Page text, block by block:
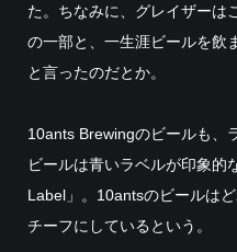
た。ちなみに、グレイザーは
の一部と、一生涯ビールを飲
と言ったのだとか。
10ants Brewingのビールも、
ビールは青いラベルが印象
Label」。10antsのビールは
チーフにしているという。